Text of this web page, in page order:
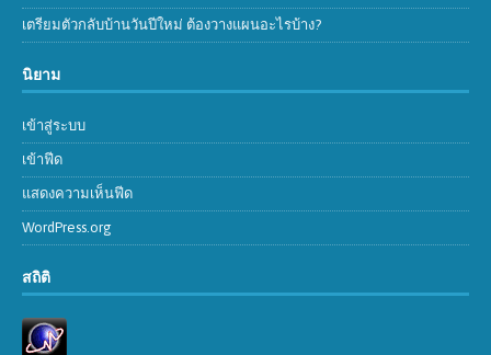
เตรียมตัวกลับบ้านวันปีใหม่ ต้องวางแผนอะไรบ้าง?
นิยาม
เข้าสู่ระบบ
เข้าฟีด
แสดงความเห็นฟีด
WordPress.org
สถิติ